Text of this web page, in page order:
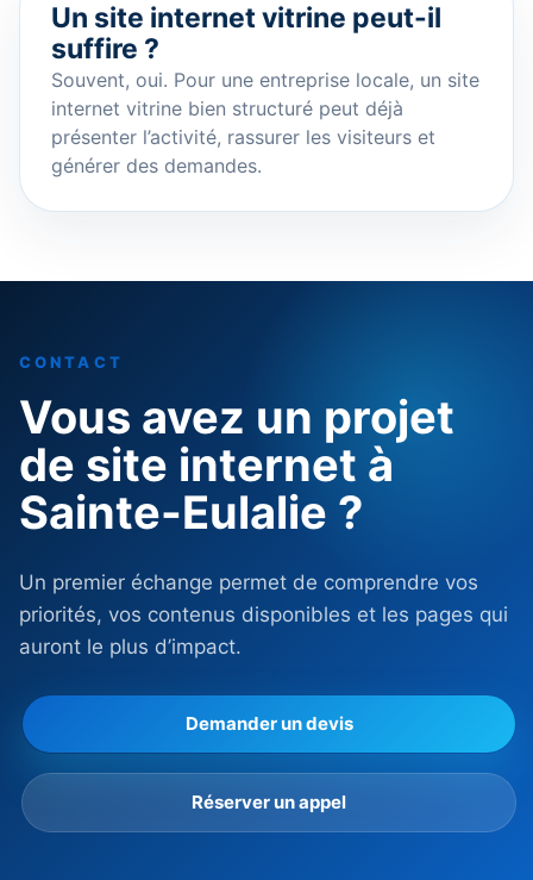
Un site internet vitrine peut-il
suffire ?
Souvent, oui. Pour une entreprise locale, un site
internet vitrine bien structuré peut déjà
présenter l’activité, rassurer les visiteurs et
générer des demandes.
CONTACT
Vous avez un projet
de site internet à
Sainte-Eulalie ?
Un premier échange permet de comprendre vos
priorités, vos contenus disponibles et les pages qui
auront le plus d’impact.
Demander un devis
Réserver un appel